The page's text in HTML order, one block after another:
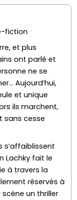
fiction
et plus
ont parlé et
ne se
Aujourd’hui,
et unique
ils marchent,
sans cesse
s’affaiblissent
Lachky fait le
à travers la
réservés à
un thriller